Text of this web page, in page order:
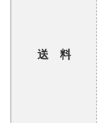
送 料